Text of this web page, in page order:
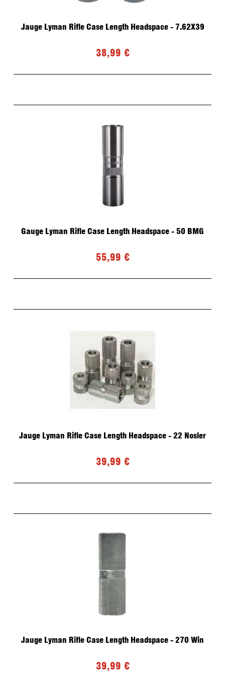
Jauge Lyman Rifle Case Length Headspace - 7.62X39
38,99 €
Gauge Lyman Rifle Case Length Headspace - 50 BMG
55,99 €
Jauge Lyman Rifle Case Length Headspace - 22 Nosler
39,99 €
Jauge Lyman Rifle Case Length Headspace - 270 Win
39,99 €